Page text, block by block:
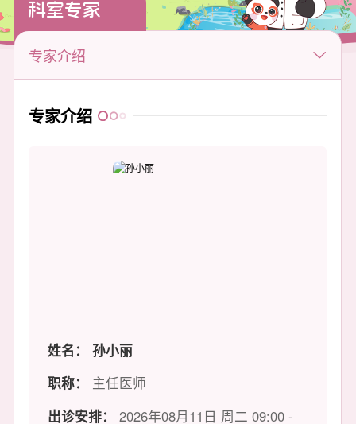
专家介绍
科室专家
专家介绍
姓名：
孙小丽
职称：
主任医师
出诊安排：
2026年08月11日 周二 09:00 -